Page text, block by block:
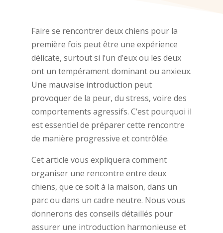
Faire se rencontrer deux chiens pour la
première fois peut être une expérience
délicate, surtout si l’un d’eux ou les deux
ont un tempérament dominant ou anxieux.
Une mauvaise introduction peut
provoquer de la peur, du stress, voire des
comportements agressifs. C’est pourquoi il
est essentiel de préparer cette rencontre
de manière progressive et contrôlée.
Cet article vous expliquera comment
organiser une rencontre entre deux
chiens, que ce soit à la maison, dans un
parc ou dans un cadre neutre. Nous vous
donnerons des conseils détaillés pour
assurer une introduction harmonieuse et